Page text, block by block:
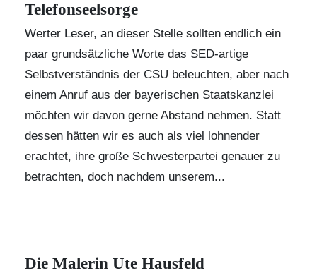
Telefonseelsorge
Werter Leser, an dieser Stelle sollten endlich ein
paar grundsätzliche Worte das SED-artige
Selbstverständnis der CSU beleuchten, aber nach
einem Anruf aus der bayerischen Staatskanzlei
möchten wir davon gerne Abstand nehmen. Statt
dessen hätten wir es auch als viel lohnender
erachtet, ihre große Schwesterpartei genauer zu
betrachten, doch nachdem unserem...
Die Malerin Ute Hausfeld